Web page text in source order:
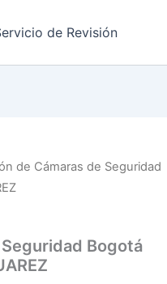
de Revisión
de Cámaras de Seguridad
Bogotá